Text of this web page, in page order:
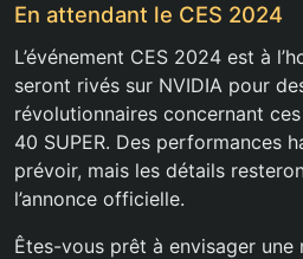
En attendant le CES 2024
L’événement CES 2024 est à
seront rivés sur NVIDIA pour
révolutionnaires concernant
40 SUPER. Des performances
prévoir, mais les détails
l’annonce officielle.
Êtes-vous prêt à envisager une